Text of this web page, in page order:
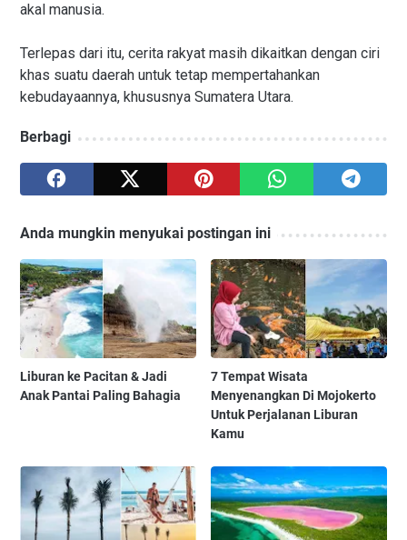
akal manusia.
Terlepas dari itu, cerita rakyat masih dikaitkan dengan ciri
khas suatu daerah untuk tetap mempertahankan
kebudayaannya, khususnya Sumatera Utara.
Berbagi
Anda mungkin menyukai postingan ini
Liburan ke Pacitan & Jadi
Anak Pantai Paling Bahagia
7 Tempat Wisata
Menyenangkan Di Mojokerto
Untuk Perjalanan Liburan
Kamu